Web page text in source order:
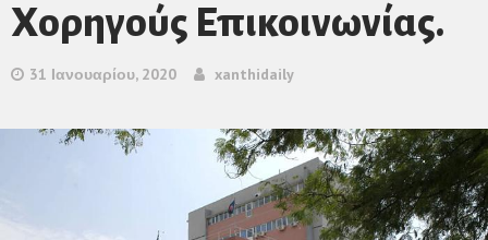
Χορηγούς Επικοινωνίας.
31 Ιανουαρίου, 2020 xanthidaily